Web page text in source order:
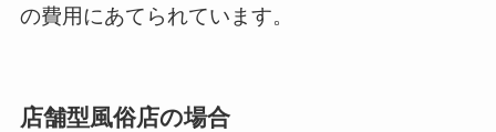
の費用にあてられています。
店舗型風俗店の場合